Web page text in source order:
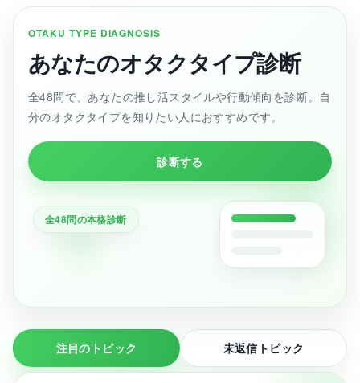
OTAKU TYPE DIAGNOSIS
あなたのオタクタイプ診断
全48問で、あなたの推し活スタイルや行動傾向を診断。自
分のオタクタイプを知りたい人におすすめです。
診断する
全48問の本格診断
注目のトピック 未返信トピック